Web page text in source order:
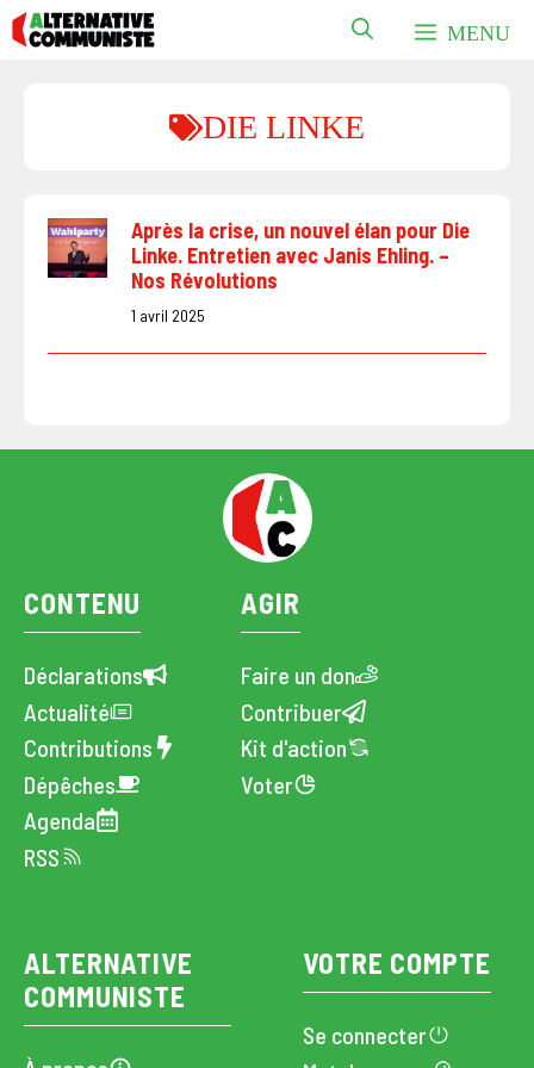
Aller
au
MENU
DIE LINKE
Après la crise, un nouvel élan pour Die
Linke. Entretien avec Janis Ehling. –
Nos Révolutions
1 avril 2025
CONTENU
Déclarations
Actualité
Contributions
Dépêches
Agenda
RSS
AGIR
Faire un don
Contribuer
Kit d'action
Voter
ALTERNATIVE
COMMUNISTE
VOTRE COMPTE
Se connecter